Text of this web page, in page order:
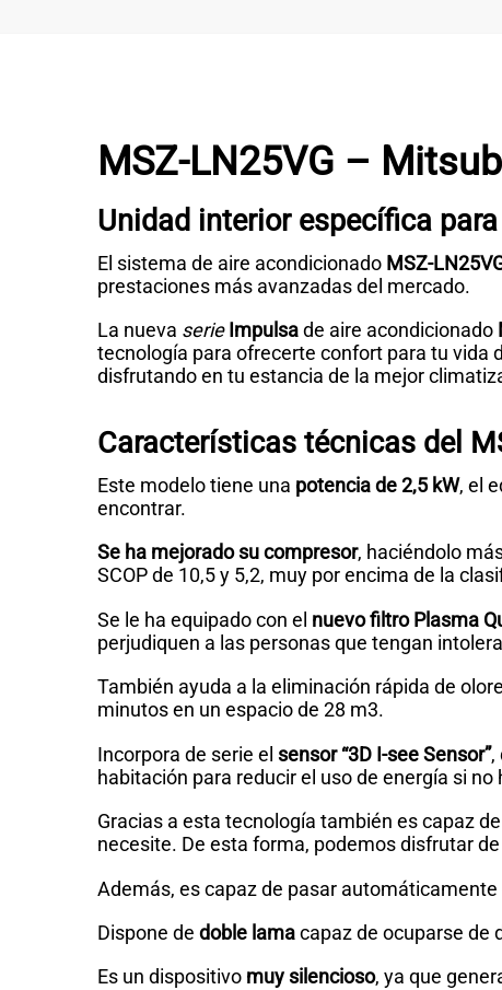
MSZ-LN25VG –
Unidad interior específica
El sistema de aire acondicionado MSZ-
prestaciones más avanzadas del mercado.
La nueva serieImpulsade aire acondicionado
tecnología para ofrecerte confort para tu vida
disfrutando en tu estancia de la mejor
Características técnicas del
Este modelo tiene una potencia de 2,5 kW, el
encontrar.
Se ha mejorado su compresor, haciéndolo
SCOP de 10,5 y 5,2, muy por encima de la
Se le ha equipado con el nuevo filtro Plasma
perjudiquen a las personas que tengan
También ayuda a la eliminación rápida de
minutos en un espacio de 28 m3.
Incorpora de serie el sensor “3D I-see Sensor”,
habitación para reducir el uso de energía si no
Gracias a esta tecnología también es capaz
necesite. De esta forma, podemos disfrutar
Además, es capaz de pasar
Dispone de doble lamacapaz de ocuparse de
Es un dispositivo muy silencioso, ya que